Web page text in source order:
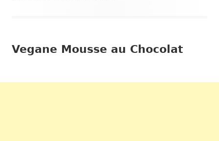
Vegane Mousse au Chocolat